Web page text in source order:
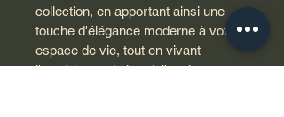
collection, en apportant ainsi une
touche d'élégance moderne à votre
espace de vie, tout en vivant
l'expérience de l'art à l'ancienne.